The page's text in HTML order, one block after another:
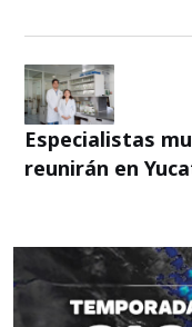
Especialistas
reunirán en